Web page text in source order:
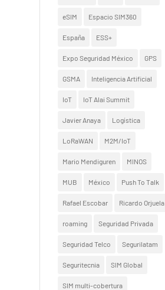
eSIM Espacio SIM360
España ESS+
Expo Seguridad México GPS
GSMA Inteligencia Artificial
IoT IoT Alai Summit
Javier Anaya Logística
LoRaWAN M2M/IoT
Mario Mendiguren MINOS
MUB México Push To Talk
Rafael Escobar Ricardo Orjuela
roaming Seguridad Privada
Seguridad Telco Segurilatam
Seguritecnia SIM Global
SIM multi-cobertura